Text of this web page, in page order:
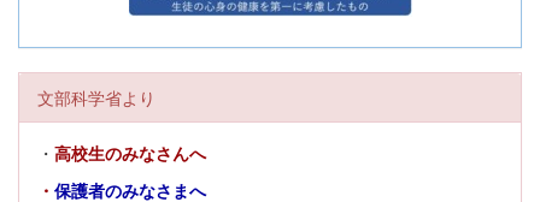
文部科学省より
・ 高校生のみなさんへ
・ 保護者のみなさまへ